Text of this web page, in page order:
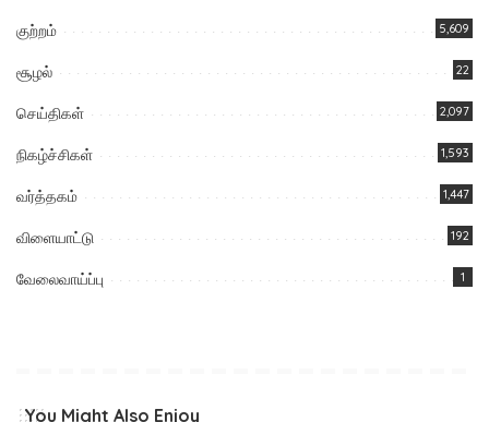
குற்றம் 5,609
சூழல் 22
செய்திகள் 2,097
நிகழ்ச்சிகள் 1,593
வர்த்தகம் 1,447
விளையாட்டு 192
வேலைவாய்ப்பு 1
You Might Also Enjoy